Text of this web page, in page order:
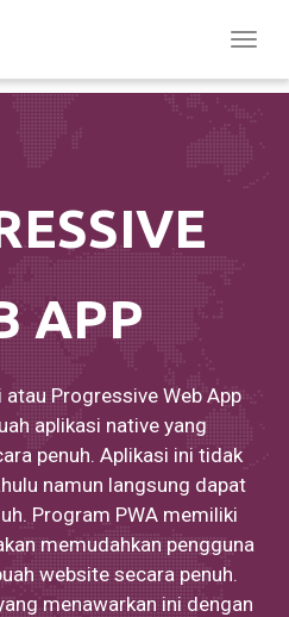
APP
Progressive Web App
aplikasi native yang
penuh. Aplikasi ini tidak
namun langsung dapat
Program PWA memiliki
memudahkan pengguna
website secara penuh.
menawarkan ini dengan